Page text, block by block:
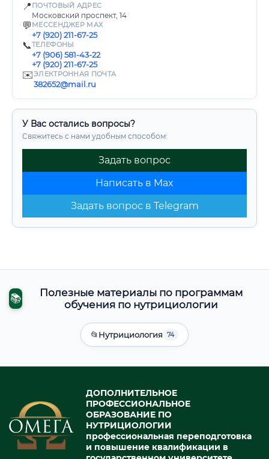
📍 ПОЧТОВЫЙ АДРЕС
Московский проспект, 14
💬 МЕССЕНДЖЕР MAX
+7 (920) 211-67-25
📞ТЕЛЕФОНЫ
+7 (906) 581-43-22
+7 (920) 211-67-25
✉️ЭЛЕКТРОННАЯ ПОЧТА
382652@mail.ru
У Вас остались вопросы?
Свяжитесь с нами удобным способом:
Задать вопрос
Написать в Max
Задать вопрос в Telegram
📚
Полезные материалы по программам
обучения по нутрициологии
📂Нутрициология 74
ДОПОЛНИТЕЛЬНОЕ
ПРОФЕССИОНАЛЬНОЕ
ОБРАЗОВАНИЕ ПО
НУТРИЦИОЛОГИИ
профессиональная переподготовка
и повышение квалификации в